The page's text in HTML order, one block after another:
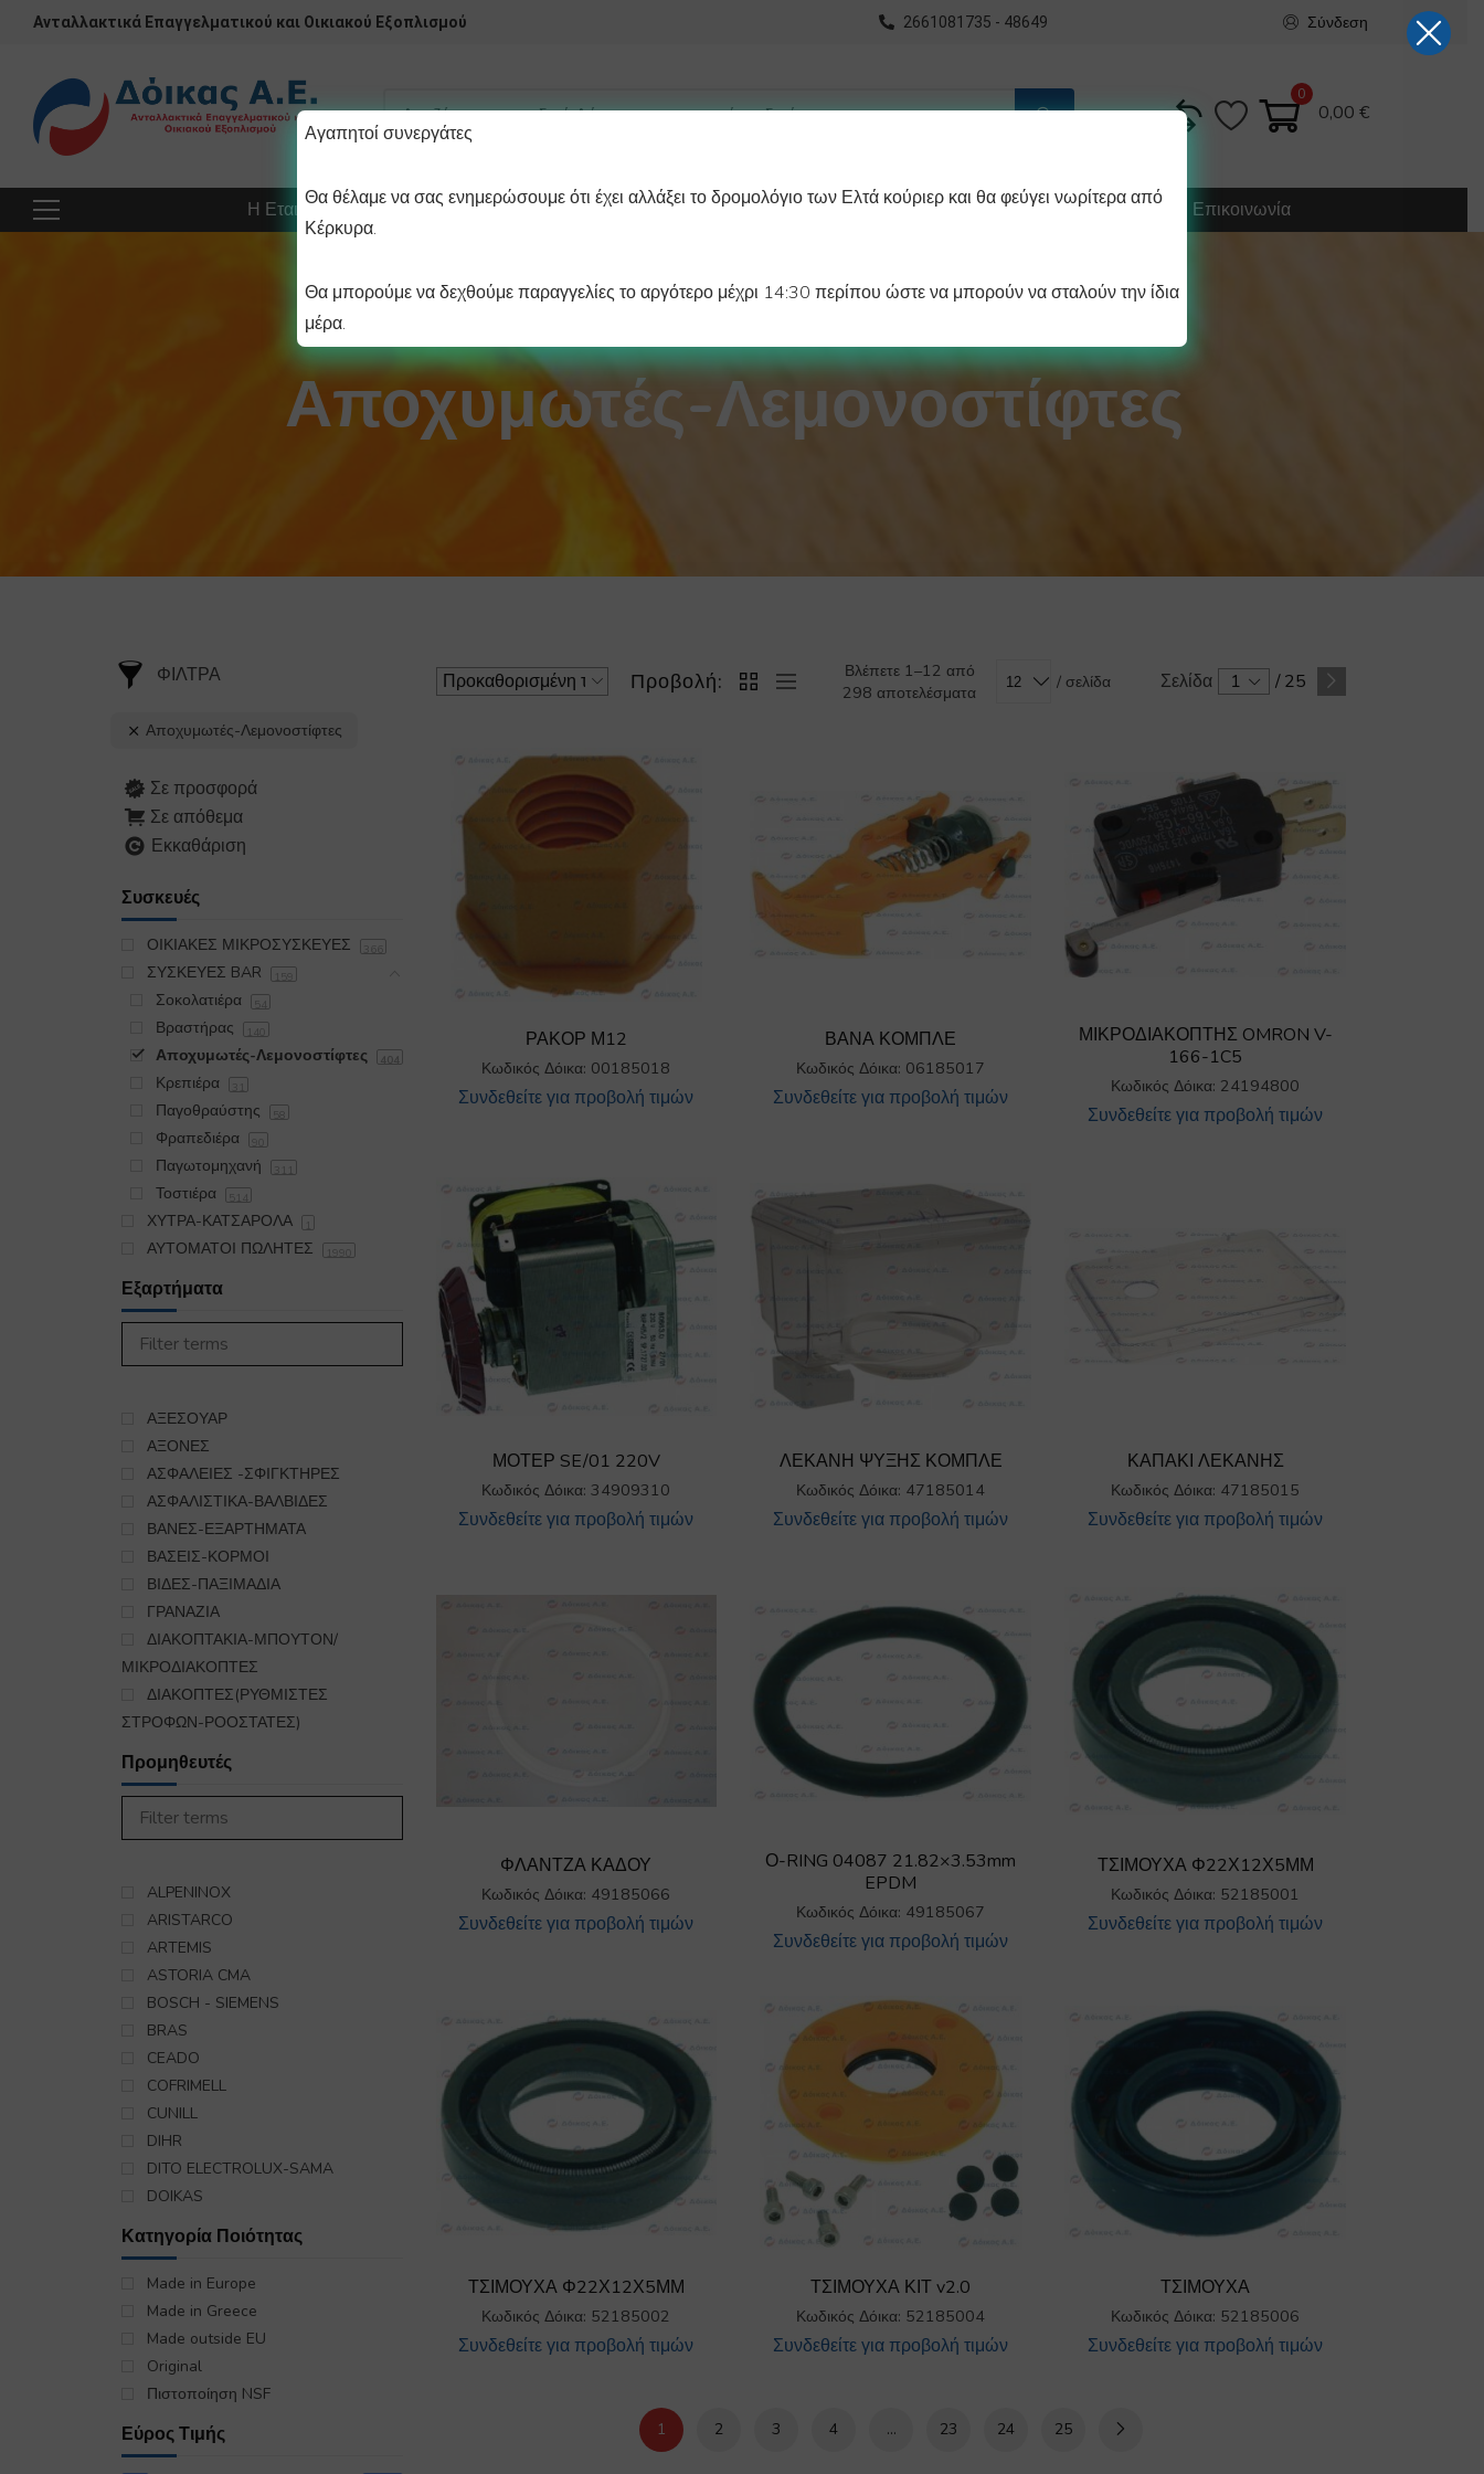
Ανταλλακτικά Επαγγελματικού και Οικιακού Εξοπλισμού 2661081735 - 48649 Σύνδεση
0
0,00€
Η Εταιρεία Προϊόντα Προχωρημένη Αναζήτηση Διαγράμματα Λάστιχα Ψυγείου Κατασκευή Οδηγίες Επικοινωνία
Αποχυμωτές-Λεμονοστίφτες
ΦΙΛΤΡΑ
Αποχυμωτές-Λεμονοστίφτες
Σε προσφορά
Σε απόθεμα
Εκκαθάριση
Συσκευές
ΟΙΚΙΑΚΕΣ ΜΙΚΡΟΣΥΣΚΕΥΕΣ 366
ΣΥΣΚΕΥΕΣ BAR 159
Σοκολατιέρα 54
Βραστήρας 140
Αποχυμωτές-Λεμονοστίφτες 404
Κρεπιέρα 31
Παγοθραύστης 58
Φραπεδιέρα 90
Παγωτομηχανή 311
Τοστιέρα 514
ΧΥΤΡΑ-ΚΑΤΣΑΡΟΛΑ 1
ΑΥΤΟΜΑΤΟΙ ΠΩΛΗΤΕΣ 1990
ΓΕΝΙΚΑ 122
ΓΡΑΝΙΤΟΜΗΧΑΝΗ
ΜΗΧΑΝΕΣ ΚΑΦΕ
Μίξερ-Μπλέντερ
ΠΑΓΟΜΗΧΑΝΗ 6467
ΠΛΥΝΤΗΡΙΟ 19174
ΣΙΔΕΡΩΤΗΡΙΟ 395
ΣΚΟΥΠΑ OIKIAKH
ΣΤΕΓΝΩΤΗΡΙΟ 985
ΣΥΣΚΕΥΕΣ ΚΟΥΖΙΝΑΣ
ΨΥΞΗ-ΘΕΡΜΑΝΣΗ 16
ΕΞΑΡΤΗΜΑΤΑ ΣΥΝΔΕΣΗΣ
ΥΓΡΑΕΡΙΟΥ-GAS 140
Εξαρτήματα
ΑΞΕΣΟΥΑΡ
ΑΞΟΝΕΣ
ΑΣΦΑΛΕΙΕΣ -ΣΦΙΓΚΤΗΡΕΣ
ΑΣΦΑΛΙΣΤΙΚΑ-ΒΑΛΒΙΔΕΣ
ΒΑΝΕΣ-ΕΞΑΡΤΗΜΑΤΑ
ΒΑΣΕΙΣ-ΚΟΡΜΟΙ
ΒΙΔΕΣ-ΠΑΞΙΜΑΔΙΑ
ΓΡΑΝΑΖΙΑ
ΔΙΑΚΟΠΤΑΚΙΑ-ΜΠΟΥΤΟΝ/
ΜΙΚΡΟΔΙΑΚΟΠΤΕΣ
ΔΙΑΚΟΠΤΕΣ(ΡΥΘΜΙΣΤΕΣ
ΣΤΡΟΦΩΝ-ΡΟΟΣΤΑΤΕΣ)
ΔΙΣΚΟΙ ΚΟΠΗΣ-
ΠΡΙΟΝΟΚΟΡΔΕΛΕΣ-ΜΑΧΑΙΡΙΑ
ΕΛΑΤΗΡΙΑ
ΚΑΝΑΤΕΣ-ΕΞΑΡΤΗΜΑΤΑ/
ΓΑΛΑΤΙΕΡΕΣ
ΚΑΠΑΚΙΑ
ΚΛΕΙΣΤΡΑ
ΚΟΜΠΛΕΡ
ΚΟΥΖΙΝΕΤΑ-ΕΔΡΑΝΑ
ΚΟΥΚΟΥΝΑΡΕΣ-ΣΙΤΕΣ
ΑΠΟΧΥΜΩΤΩΝ
ΛΕΚΑΝΕΣ-ΚΑΔΟΙ-ΕΞΑΡΤΗΜΑΤΑ
ΜΑΧΑΙΡΙΑ ΜΥΛΩΝ
ΜΟΤΕΡ
ΠΛΑΚΕΤΕΣ
ΠΟΔΙΑ
ΠΡΟΣΟΨΕΙΣ-ΔΙΑΚΟΣΜΗΤΙΚΑ
ΡΑΟΥΛΑ-ΟΔΗΓΟΙ
ΡΟΔΕΛΕΣ
ΡΟΥΛΕΜΑΝ
ΣΥΝΔΕΣΜΟΙ-ΡΑΚΟΡ-ΜΟΥΦΕΣ
ΣΧΑΡΕΣ-ΕΞΑΡΤΗΜΑΤΑ ΣΧΑΡΩΝ
Προμηθευτές
ALPENINOX
ARISTARCO
ARTEMIS
ASTORIA CMA
BOSCH - SIEMENS
BRAS
CEADO
COFRIMELL
CUNILL
DIHR
DITO ELECTROLUX-SAMA
DOIKAS
DOMUS
ELMECO
EUREKA
FABA
FAGOR PROFESSIONAL
FAMA
FIMAR
FIORENZATO M.S.
Κατηγορία Ποιότητας
Made in Europe
Made in Greece
Made outside EU
Original
Πιστοποίηση NSF
Εύρος Τιμής
Προβολή:
Βλέπετε 1–12 από
298 αποτελέσματα
/ σελίδα Σελίδα 1 /25
ΡΑΚΟΡ Μ12
Κωδικός Δόικα: 00185018
Συνδεθείτε για προβολή τιμών
ΒΑΝΑ ΚΟΜΠΛΕ
Κωδικός Δόικα: 06185017
Συνδεθείτε για προβολή τιμών
ΜΙΚΡΟΔΙΑΚΟΠΤΗΣ OMRON V-
166-1C5
Κωδικός Δόικα: 24194800
Συνδεθείτε για προβολή τιμών
ΜΟΤΕΡ SE/01 220V
Κωδικός Δόικα: 34909310
Συνδεθείτε για προβολή τιμών
ΛΕΚΑΝΗ ΨΥΞΗΣ ΚΟΜΠΛΕ
Κωδικός Δόικα: 47185014
Συνδεθείτε για προβολή τιμών
ΚΑΠΑΚΙ ΛΕΚΑΝΗΣ
Κωδικός Δόικα: 47185015
Συνδεθείτε για προβολή τιμών
ΦΛΑΝΤΖΑ ΚΑΔΟΥ
Κωδικός Δόικα: 49185066
Συνδεθείτε για προβολή τιμών
Ο-RING 04087 21.82×3.53mm
EPDM
Κωδικός Δόικα: 49185067
Συνδεθείτε για προβολή τιμών
ΤΣΙΜΟΥΧΑ Φ22Χ12Χ5ΜΜ
Κωδικός Δόικα: 52185001
Συνδεθείτε για προβολή τιμών
ΤΣΙΜΟΥΧΑ Φ22Χ12Χ5ΜΜ
Κωδικός Δόικα: 52185002
Συνδεθείτε για προβολή τιμών
ΤΣΙΜΟΥΧΑ ΚΙΤ v2.0
Κωδικός Δόικα: 52185004
Συνδεθείτε για προβολή τιμών
ΤΣΙΜΟΥΧΑ
Κωδικός Δόικα: 52185006
Συνδεθείτε για προβολή τιμών
1 2 3 4 … 23 24 25
Αγαπητοί συνεργάτες
Θα θέλαμε να σας ενημερώσουμε ότι έχει αλλάξει το δρομολόγιο των Ελτά κούριερ και θα φεύγει νωρίτερα από
Κέρκυρα.
Θα μπορούμε να δεχθούμε παραγγελίες το αργότερο μέχρι 14:30 περίπου ώστε να μπορούν να σταλούν την ίδια
μέρα.